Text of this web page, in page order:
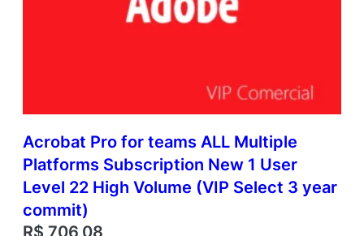
Acrobat Pro for teams ALL Multiple
Platforms Subscription New 1 User
Level 22 High Volume (VIP Select 3 year
commit)
R$ 706,08